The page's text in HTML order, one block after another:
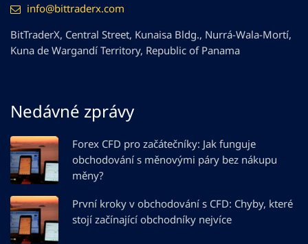
info@bittraderx.com
BitTraderX, Central Street, Kunaisa Bldg., Nurrá-Wala-Mortí,
Kuna de Wargandí Territory, Republic of Panama
Nedávné zprávy
Forex CFD pro začátečníky: Jak funguje
obchodování s měnovými páry bez nákupu
měny?
První kroky v obchodování s CFD: Chyby, které
stojí začínající obchodníky nejvíce